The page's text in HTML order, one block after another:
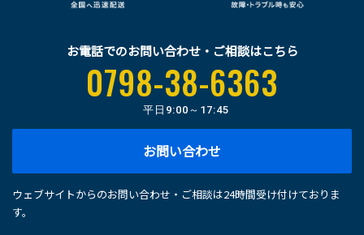
お電話でのお問い合わせ・ご相談はこちら
0798-38-6363
平日 9:00～17:45
お問い合わせ
ウェブサイトからのお問い合わせ・ご相談は24時間受け付けておりま
す。